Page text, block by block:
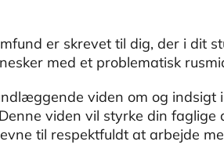
er skrevet til dig, der i dit
med et problematisk
viden om og indsigt
viden vil styrke din
til respektfuldt at arbejde